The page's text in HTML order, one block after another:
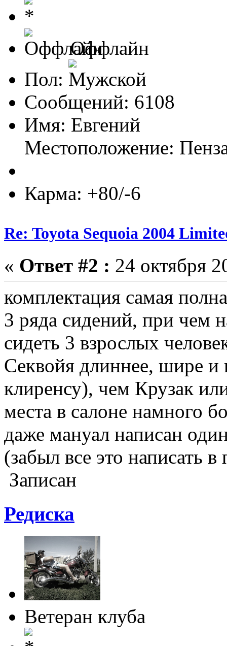
Оффлайн
Пол:
Сообщений: 6108
Имя: Евгений
Местоположение:
Карма: +80/-6
Re: Toyota Sequoia 2004
« Ответ #2 : 24 октября
комплектация самая
3 ряда сидений, при чем
сидеть 3 взрослых
Секвойя длиннее, шире
клиренсу), чем Крузак
места в салоне намного
даже мануал написан
(забыл все это написать
Записан
Редиска
Ветеран клуба